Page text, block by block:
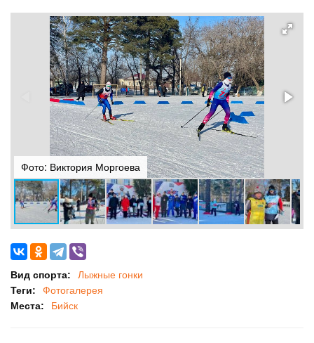
Фото: Виктория Моргоева
Вид спорта:
Лыжные гонки
Теги:
Фотогалерея
Места:
Бийск